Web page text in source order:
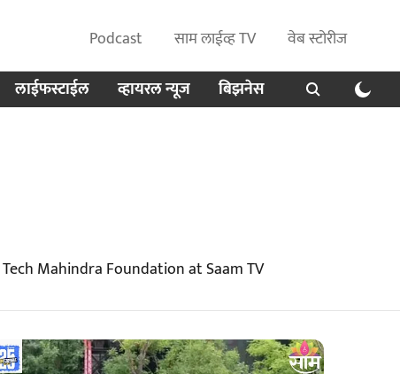
Podcast साम लाईव्ह TV
वेब स्टोरीज
लाईफस्टाईल व्हायरल न्यूज बिझनेस
Mahindra Foundation at Saam TV